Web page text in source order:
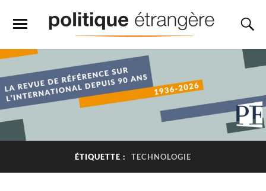
ÉTIQUETTE : TECHNOLOGIE